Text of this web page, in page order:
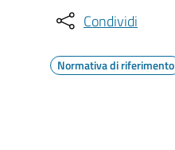
Condividi
Normativa di riferimento